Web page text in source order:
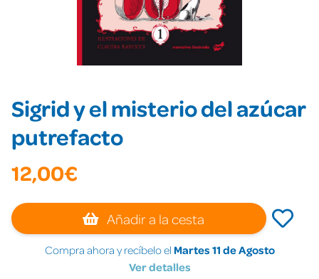
Sigrid y el misterio del azúcar
putrefacto
12,00€
Añadir a la cesta
Compra ahora y recíbelo el Martes 11 de Agosto
Ver detalles